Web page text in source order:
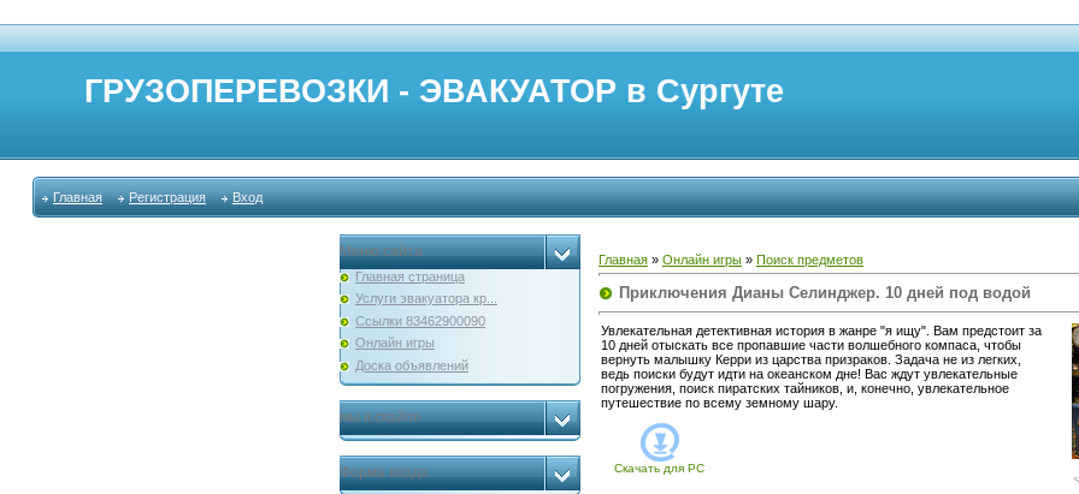
ГРУЗОПЕРЕВОЗКИ - ЭВАКУАТОР в Сургуте
Главная Регистрация Вход
Меню сайта
Главная страница
Услуги эвакуатора кр...
Ссылки 83462900090
Онлайн игры
Доска объявлений
мы в скайпе
Форма входа
Главная » Онлайн игры » Поиск предметов
Приключения Дианы Селинджер. 10 дней под водой
Увлекательная детективная история в жанре "я ищу". Вам предстоит за
10 дней отыскать все пропавшие части волшебного компаса, чтобы
вернуть малышку Керри из царства призраков. Задача не из легких,
ведь поиски будут идти на океанском дне! Вас ждут увлекательные
погружения, поиск пиратских тайников, и, конечно, увлекательное
путешествие по всему земному шару.
Скачать для PC